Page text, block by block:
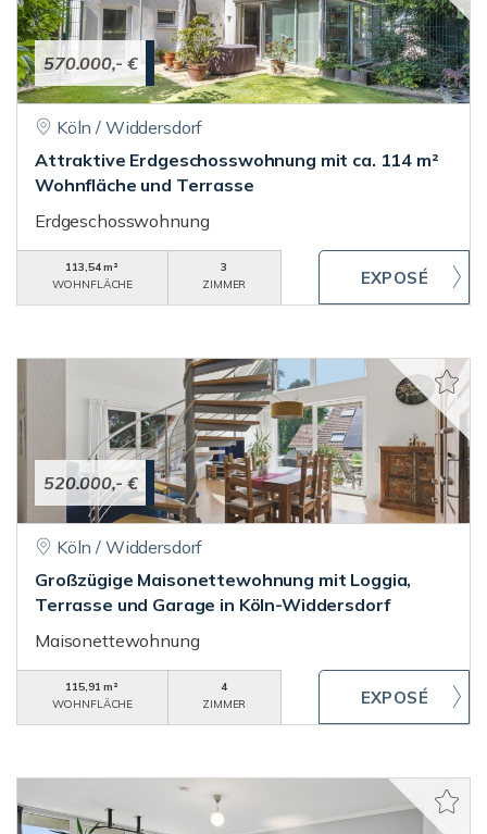
570.000,- €
Köln / Widdersdorf
Attraktive Erdgeschosswohnung mit ca. 114 m²
Wohnfläche und Terrasse
Erdgeschosswohnung
113,54 m²
WOHNFLÄCHE
3
ZIMMER
520.000,- €
Köln / Widdersdorf
Großzügige Maisonettewohnung mit Loggia,
Terrasse und Garage in Köln-Widdersdorf
Maisonettewohnung
115,91 m²
WOHNFLÄCHE
4
ZIMMER